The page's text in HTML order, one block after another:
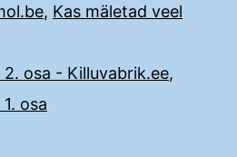
, Kas mäletad veel
osa - Killuvabrik.ee,
osa